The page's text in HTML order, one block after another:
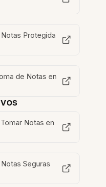
Protegida
de Notas en
Notas en
Seguras